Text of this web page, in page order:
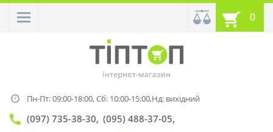
0
Пн-Пт: 09:00-18:00,Сб: 10:00-15:00,Нд: вихідний
(097) 735-38-30 (095) 488-37-05